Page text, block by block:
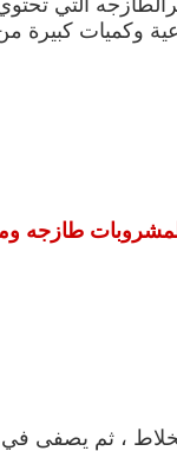
التي
وكميات كبيرة
طازجه
، ثم يصفى